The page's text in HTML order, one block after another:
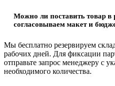
Можно ли поставить товар в
согласовываем макет и
Мы бесплатно резервируем
рабочих дней. Для фиксации
отправьте запрос менеджеру с
необходимого количества.